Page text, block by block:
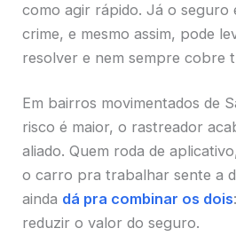
como agir rápido. Já o seguro
crime, e mesmo assim, pode
resolver e nem sempre cobre
Em bairros movimentados de
risco é maior, o rastreador
aliado. Quem roda de
o carro pra trabalhar sente a
ainda dá pra combinar os dois
reduzir o valor do seguro.